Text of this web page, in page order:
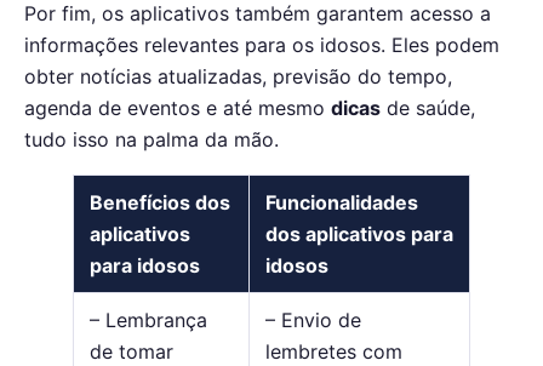
Por fim, os aplicativos também garantem acesso a
informações relevantes para os idosos. Eles podem
obter notícias atualizadas, previsão do tempo,
agenda de eventos e até mesmo dicas de saúde,
tudo isso na palma da mão.
Benefícios dos
aplicativos
para idosos
Funcionalidades
dos aplicativos para
idosos
– Lembrança
de tomar
– Envio de
lembretes com